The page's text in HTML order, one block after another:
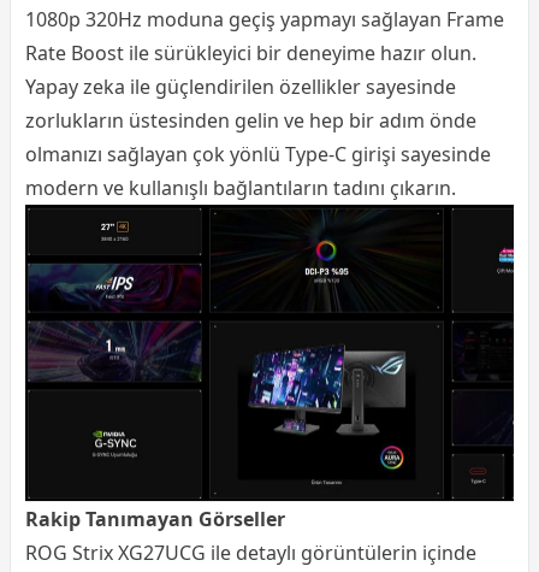
1080p 320Hz moduna geçiş yapmayı sağlayan Frame
Rate Boost ile sürükleyici bir deneyime hazır olun.
Yapay zeka ile güçlendirilen özellikler sayesinde
zorlukların üstesinden gelin ve hep bir adım önde
olmanızı sağlayan çok yönlü Type-C girişi sayesinde
modern ve kullanışlı bağlantıların tadını çıkarın.
Rakip Tanımayan Görseller
ROG Strix XG27UCG ile detaylı görüntülerin içinde